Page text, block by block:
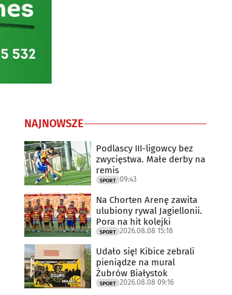
NAJNOWSZE
Podlascy III-ligowcy bez
zwycięstwa. Małe derby na
remis
SPORT 09:43
Na Chorten Arenę zawita
ulubiony rywal Jagiellonii.
Pora na hit kolejki
SPORT 2026.08.08 15:18
Udało się! Kibice zebrali
pieniądze na mural
Żubrów Białystok
SPORT 2026.08.08 09:16